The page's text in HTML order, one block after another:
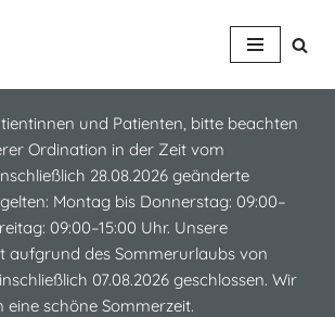
und Patienten, bitte beachten
Ordination in der Zeit vom
28.08.2026 geänderte
Montag bis Donnerstag: 09:00–
09:00–15:00 Uhr. Unsere
aufgrund des Sommerurlaubs von
07.08.2026 geschlossen. Wir
eine schöne Sommerzeit.